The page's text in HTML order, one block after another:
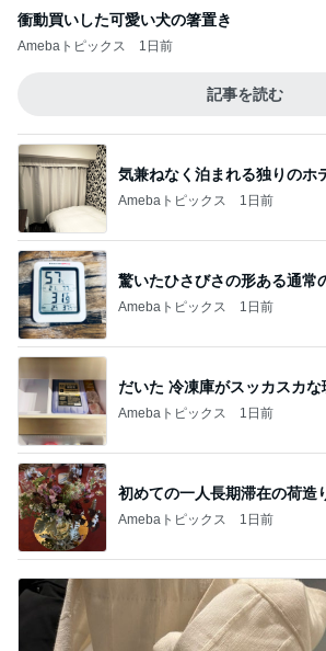
衝動買いした可愛い犬の箸置き
Amebaトピックス 1日前
記事を読む
気兼ねなく泊まれる独りのホ
Amebaトピックス 1日前
驚いたひさびさの形ある通常
Amebaトピックス 1日前
だいた 冷凍庫がスッカスカな
Amebaトピックス 1日前
初めての一人長期滞在の荷造
Amebaトピックス 1日前